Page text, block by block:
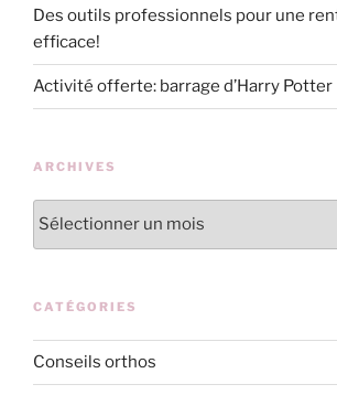
Des outils professionnels pour une
efficace!
Activité offerte: barrage d’Harry Potter
ARCHIVES
Archives
CATÉGORIES
Conseils orthos